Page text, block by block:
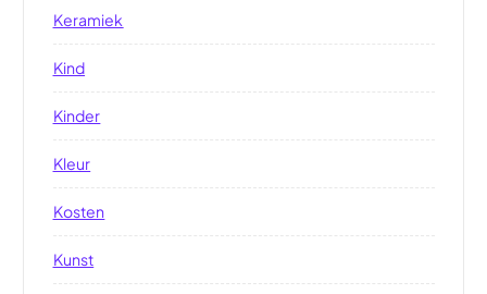
Keramiek
Kind
Kinder
Kleur
Kosten
Kunst